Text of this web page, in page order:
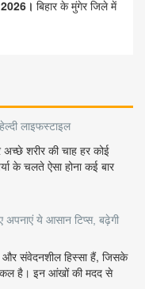
2026। बिहार के मुंगेर जिले में
लाइफस्टाइल
शरीर की चाह हर कोई
के चलते ऐसा होना कई बार
ये आसान टिप्स, बढ़ेगी
संवेदनशील हिस्सा हैं, जिसके
है। इन आंखों की मदद से